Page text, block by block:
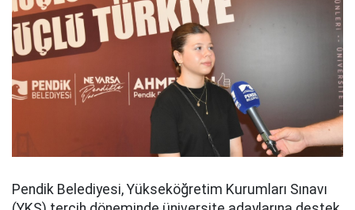
Pendik Belediyesi, Yükseköğretim Kurumları Sınavı